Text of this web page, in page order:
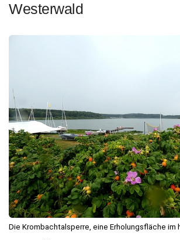
Westerwald
Die Krombachtalsperre, eine Erholungsfläche im